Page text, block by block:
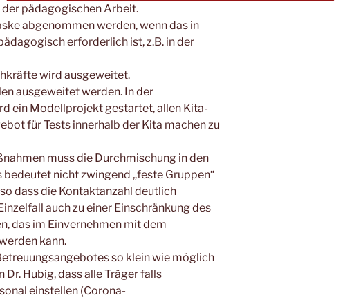
pädagogischen Arbeit.
abgenommen werden, wenn das in
erforderlich ist, z.B. in der
wird ausgeweitet.
ausgeweitet werden. In der
ein Modellprojekt gestartet, allen Kita-
für Tests innerhalb der Kita machen zu
muss die Durchmischung in den
nicht zwingend „feste Gruppen“
dass die Kontaktanzahl deutlich
auch zu einer Einschränkung des
das im Einvernehmen mit dem
kann.
so klein wie möglich
Hubig, dass alle Träger falls
einstellen (Corona-